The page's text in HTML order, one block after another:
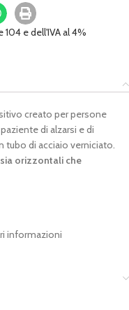
104 e dell'IVA al 4%
creato per persone
di alzarsi e di
tubo di acciaio verniciato.
orizzontali che
informazioni